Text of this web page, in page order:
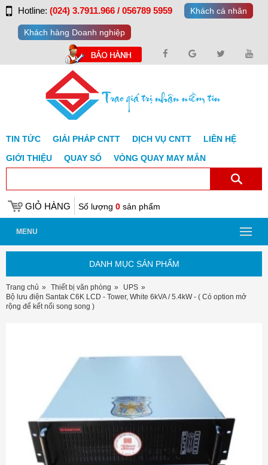
Hotline: (024) 3.7911.966 / 056789 5959 Khách cá nhân
Khách hàng Doanh nghiệp
TIN TỨC GIẢI PHÁP CNTT DỊCH VỤ CNTT
LIÊN HỆ
GIỚI THIỆU
QUAY SỐ VÒNG QUAY MAY MẮN
GIỎ HÀNG Số lượng 0 sản phẩm
MENU
DANH MỤC SẢN PHẨM
Trang chủ Thiết bị văn phòng
UPS
Bộ lưu điện Santak C6K LCD - Tower, White 6kVA / 5.4kW - ( Có option mở
rộng để kết nối song song )